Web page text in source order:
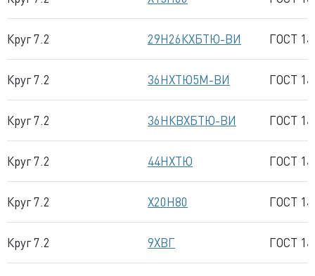
Круг 7.2 29Н26КХБТЮ-ВИ ГОСТ
Круг 7.2 36НХТЮ5М-ВИ ГОСТ
Круг 7.2 36НКВХБТЮ-ВИ ГОСТ
Круг 7.2 44НХТЮ ГОСТ
Круг 7.2 Х20Н80 ГОСТ
Круг 7.2 9ХВГ ГОСТ